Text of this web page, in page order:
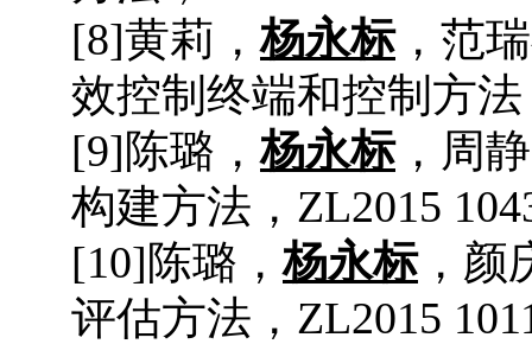
[8]黄莉 ，杨永标， 范
效控制终端和控制方法
[9] 陈璐 ，杨永标， 周静
构建方法 ， ZL2015
[10] 陈璐 ，杨永标， 颜
评估方法 ， ZL2015